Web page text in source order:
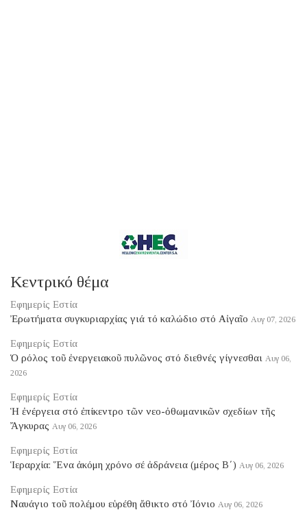
Κεντρικό θέμα
Εφημερίς Εστία
Ἐρωτήματα συγκυριαρχίας γιά τό καλώδιο στό Αἰγαῖο Αυγ 07, 2026
Εφημερίς Εστία
Ὁ ρόλος τοῦ ἐνεργειακοῦ πυλῶνος στό διεθνές γίγνεσθαι Αυγ 06,
2026
Εφημερίς Εστία
Ἡ ἐνέργεια στό ἐπίκεντρο τῶν νεο-ὀθωμανικῶν σχεδίων τῆς
Ἄγκυρας Αυγ 06, 2026
Εφημερίς Εστία
Ἱεραρχία: Ἕνα ἀκόμη χρόνο σέ ἀδράνεια (μέρος B΄) Αυγ 06, 2026
Εφημερίς Εστία
Ναυάγιο τοῦ πολέμου εὑρέθη ἄθικτο στό Ἰόνιο Αυγ 06, 2026